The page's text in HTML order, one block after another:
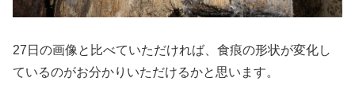
27日の画像と比べていただければ、食痕の形状が変化し
ているのがお分かりいただけるかと思います。